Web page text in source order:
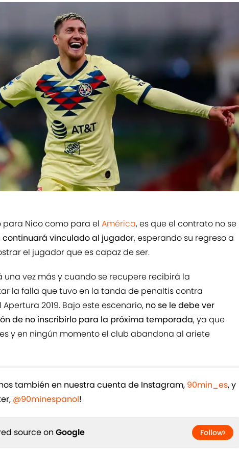
para Nico como para el América, es que el contrato no se
continuará vinculado al jugador, esperando su regreso a
el jugador que es capaz de ser.
una vez más y cuando se recupere recibirá la
la falla que tuvo en la tanda de penaltis contra
2019. Bajo este escenario, no se le debe ver
de no inscribirlo para la próxima temporada, ya que
y en ningún momento el club abandona al ariete
también en nuestra cuenta de Instagram, 90min_es, y
@90minespanol!
source on Google Follow